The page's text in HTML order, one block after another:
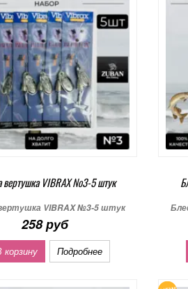
вертушка VIBRAX №3-5 штук
VIBRAX №3-5 штук
258 руб
корзину Подробнее